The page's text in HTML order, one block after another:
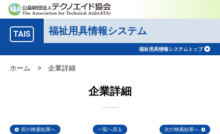
TAIS 福祉用具情報システム
福祉用具情報システムトップ
ホーム > 企業詳細
企業詳細
前の検索結果へ 一覧へ戻る 次の検索結果へ